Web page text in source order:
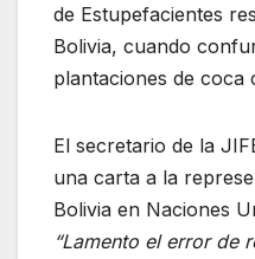
de Estupefacientes
Bolivia, cuando
plantaciones de coca
El secretario de la
una carta a la
Bolivia en Naciones
“Lamento el error de